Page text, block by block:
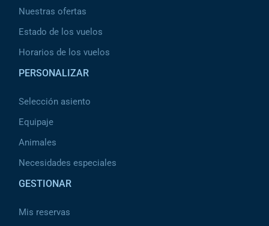
Nuestras ofertas
Estado de los vuelos
Horarios de los vuelos
PERSONALIZAR
Selección asiento
Equipaje
Animales
Necesidades especiales
GESTIONAR
Mis reservas